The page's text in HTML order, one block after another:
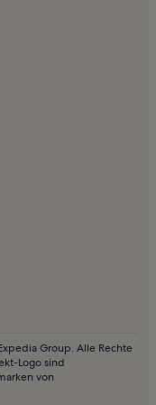
Group. Alle Rechte
Logo sind
von